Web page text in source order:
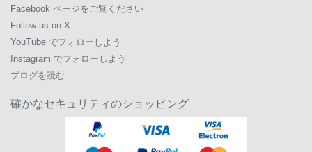
Facebook ページをご覧ください
Follow us on X
YouTube でフォローしよう
Instagram でフォローしよう
ブログを読む
確かなセキュリティのショッピング